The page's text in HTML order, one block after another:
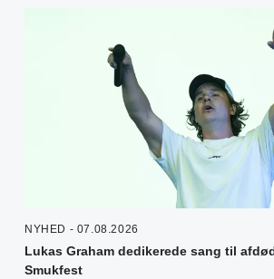
NYHED - 07.08.2026
Lukas Graham dedikerede sang til
Smukfest